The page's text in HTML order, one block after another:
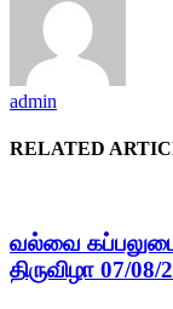
admin
RELATED
வல்வை
திருவிழா 07/08/